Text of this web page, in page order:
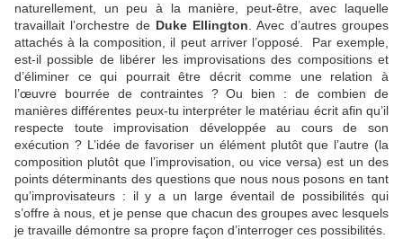
naturellement, un peu à la manière, peut-être, avec laquelle
travaillait l’orchestre de Duke Ellington . Avec d’autres groupes
attachés à la composition, il peut arriver l’opposé. Par exemple,
est-il possible de libérer les improvisations des compositions et
d’éliminer ce qui pourrait être décrit comme une relation à
l’œuvre bourrée de contraintes ? Ou bien : de combien de
manières différentes peux-tu interpréter le matériau écrit afin qu’il
respecte toute improvisation développée au cours de son
exécution ? L’idée de favoriser un élément plutôt que l’autre (la
composition plutôt que l’improvisation, ou vice versa) est un des
points déterminants des questions que nous nous posons en tant
qu’improvisateurs : il y a un large éventail de possibilités qui
s’offre à nous, et je pense que chacun des groupes avec lesquels
je travaille démontre sa propre façon d’interroger ces possibilités.